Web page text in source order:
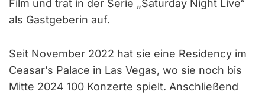
Film und trat in der Serie „Saturday Night Live“
als Gastgeberin auf.
Seit November 2022 hat sie eine Residency im
Ceasar’s Palace in Las Vegas, wo sie noch bis
Mitte 2024 100 Konzerte spielt. Anschließend